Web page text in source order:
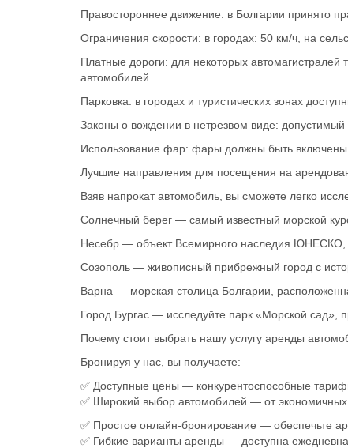
Правостороннее движение: в Болгарии принято
Ограничения скорости: в городах: 50 км/ч, на
Платные дороги: для некоторых автомагистралей
автомобилей.
Парковка: в городах и туристических зонах
Законы о вождении в нетрезвом виде: допустимый
Использование фар: фары должны быть
Лучшие направления для посещения на
Взяв напрокат автомобиль, вы сможете легко
Солнечный берег — самый известный морской
Несебр — объект Всемирного наследия ЮНЕСКО,
Созополь — живописный прибрежный город с
Варна — морская столица Болгарии,
Город Бургас — исследуйте парк «Морской сад»,
Почему стоит выбрать нашу услугу аренды
Бронируя у нас, вы получаете:
✅ Доступные цены — конкурентоспособные
✅ Широкий выбор автомобилей — от
✅ Простое онлайн-бронирование — обеспечьте
✅ Гибкие варианты аренды — доступна